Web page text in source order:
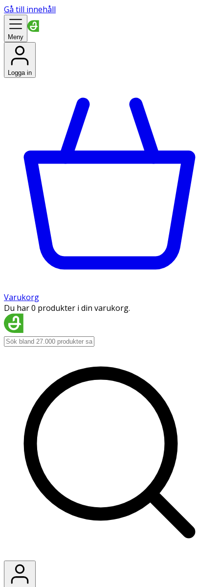
Gå till innehåll
Meny
Logga in
Varukorg
Du har 0 produkter i din varukorg.